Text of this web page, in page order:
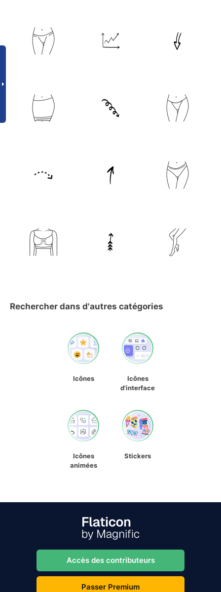
Rechercher dans d'autres catégories
Icônes
Icônes
d'interface
Icônes
animées
Stickers
Accès des contributeurs
Passer Premium